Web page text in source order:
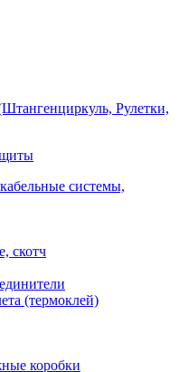
Рулетки,
системы,
скотч
(термоклей)
коробки